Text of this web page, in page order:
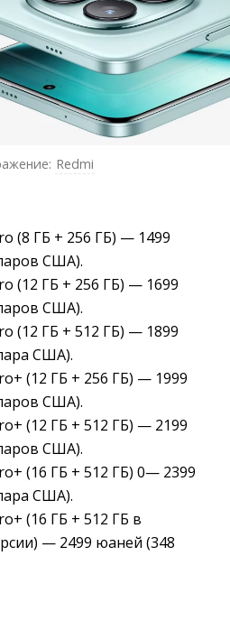
Redmi
(8 ГБ + 256 ГБ) — 1499
США).
(12 ГБ + 256 ГБ) — 1699
США).
(12 ГБ + 512 ГБ) — 1899
США).
(12 ГБ + 256 ГБ) — 1999
США).
(12 ГБ + 512 ГБ) — 2199
США).
(16 ГБ + 512 ГБ) 0— 2399
США).
(16 ГБ + 512 ГБ в
— 2499 юаней (348